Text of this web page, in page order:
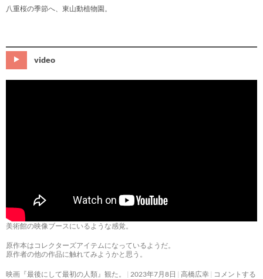
八重桜の季節へ、東山動植物園。
video
美術館の映像ブースにいるような感覚。
原作本はコレクターズアイテムになっているようだ。
原作者の他の作品に触れてみようかと思う。
映画『最後にして最初の人類』観た。 2023年7月8日 高橋広幸 コメントする